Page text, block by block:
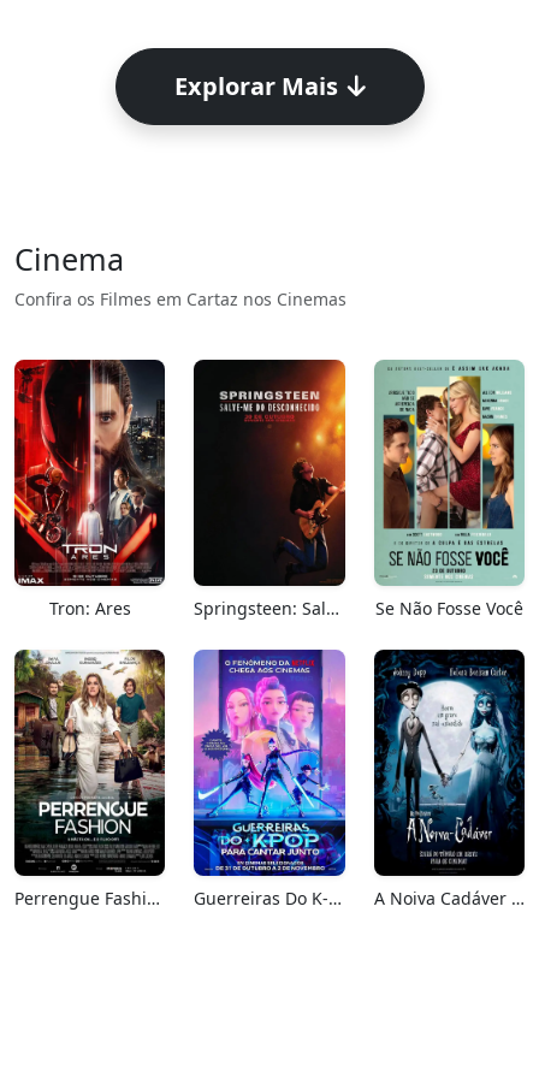
Explorar Mais
Cinema
Confira os Filmes em Cartaz nos Cinemas
Tron: Ares Springsteen: Salve-me Do Desconhecido Se Não Fosse Você
Perrengue Fashion Guerreiras Do K-Pop: Para Cantar Junto A Noiva Cadáver (Relançamento)